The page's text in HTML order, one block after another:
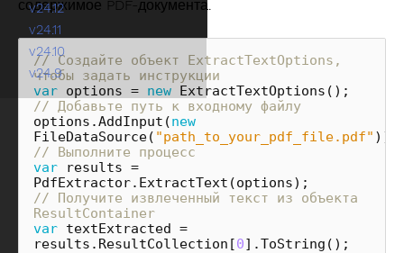
содержимое PDF-документа.
// Создайте объект ExtractTextOptions,
чтобы задать инструкции
var options = new ExtractTextOptions ();
// Добавьте путь к входному файлу
options .AddInput (new
FileDataSource( "path_to_your_pdf_file.pdf" ));
// Выполните процесс
var
results =
PdfExtractor. ExtractText (options);
// Получите извлеченный текст из объекта
ResultContainer
var textExtracted =
results . ResultCollection [0].ToString ();
v24.12
v24.11
v24.10
v24.9